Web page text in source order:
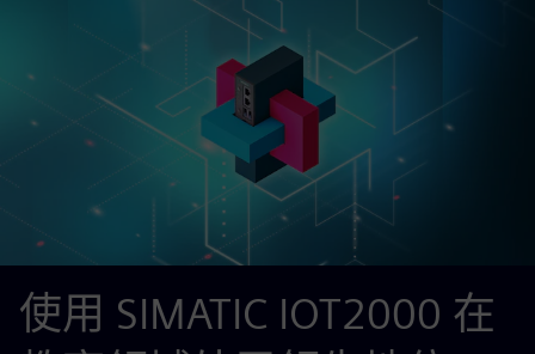
使用 SIMATIC IOT2000 在